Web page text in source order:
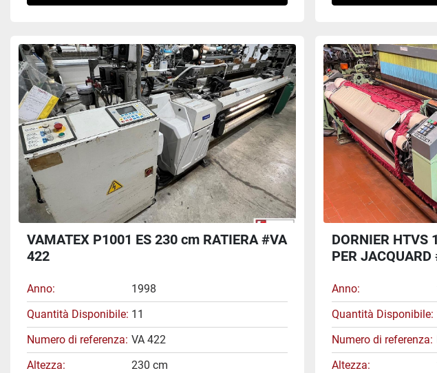
VAMATEX P1001 ES 230 cm RATIERA #VA
422
Anno
1998
Quantità Disponibile 11
Numero di referenza VA 422
Altezza
230 cm
DORNIER HTVS
PER JACQUARD
Anno
Quantità Disponibile
Numero di referenza
Altezza